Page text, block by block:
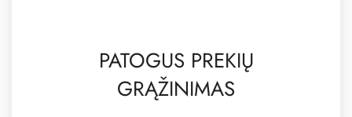
PATOGUS PREKIŲ
GRĄŽINIMAS